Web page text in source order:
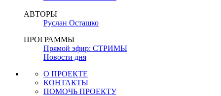
АВТОРЫ
Руслан Осташко
ПРОГРАММЫ
Прямой эфир: СТРИМЫ
Новости дня
О ПРОЕКТЕ
КОНТАКТЫ
ПОМОЧЬ ПРОЕКТУ